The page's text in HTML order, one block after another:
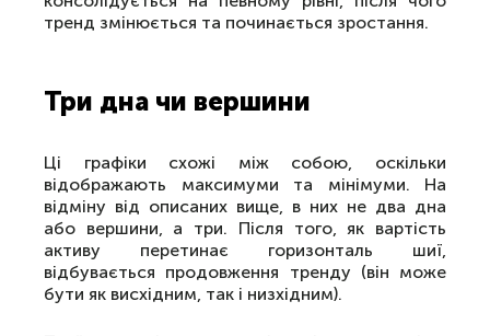
тренд змінюється та починається зростання.
Три дна чи вершини
Ці графіки схожі між собою, оскільки
відображають максимуми та мінімуми. На
відміну від описаних вище, в них не два дна
або вершини, а три. Після того, як вартість
активу перетинає горизонталь шиї,
відбувається продовження тренду (він може
бути як висхідним, так і низхідним).